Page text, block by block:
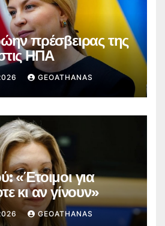
πρέσβειρας της
ΗΠΑ
GEOATHANAS
«Έτοιμοι για
κι αν γίνουν»
GEOATHANAS